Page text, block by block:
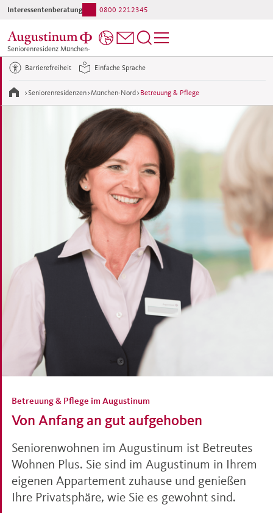
Seniorenresidenz München-
Nord
Interessentenberatung: 0800 2212345
Ihr direkter Kontakt ins Haus: 089 3858-0
>Seniorenresidenzen>München-Nord> Betreuung & Pflege
Barrierefreiheit Einfache Sprache
Von Anfang an gut aufgehoben
Betreuung & Pflege im Augustinum
Seniorenwohnen im Augustinum ist Betreutes
Wohnen Plus. Sie sind im Augustinum in Ihrem
eigenen Appartement zuhause und genießen
Ihre Privatsphäre, wie Sie es gewohnt sind.